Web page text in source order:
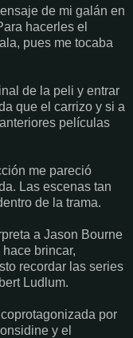
de mi galán en
hacerles el
pues me tocaba
de la peli y entrar
que el carrizo y si a
películas
me pareció
Las escenas tan
de la trama.
a Jason Bourne
brincar,
recordar las series
Ludlum.
por
y el